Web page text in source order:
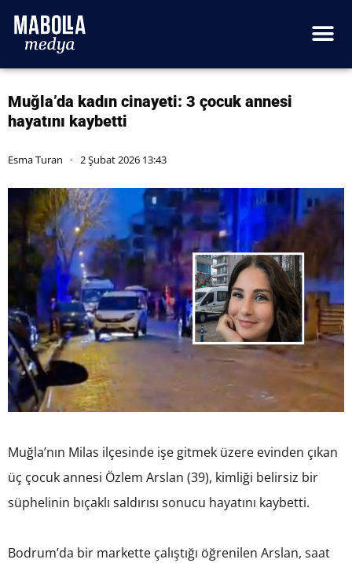
Muğla’da kadın cinayeti: 3 çocuk annesi
hayatını kaybetti
Esma Turan 2 Şubat 2026 13:43
Muğla’nın Milas ilçesinde işe gitmek üzere evinden çıkan
üç çocuk annesi Özlem Arslan (39), kimliği belirsiz bir
süphelinin bıçaklı saldırısı sonucu hayatını kaybetti.
Bodrum’da bir markette çalıştığı öğrenilen Arslan, saat